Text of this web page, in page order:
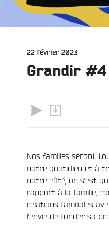
Publié
22 février 2023
Grandir #4
Nos familles seront
notre quotidien et à
notre côté, on s’est
rapport à la famille,
relations familiales
l’envie de fonder sa